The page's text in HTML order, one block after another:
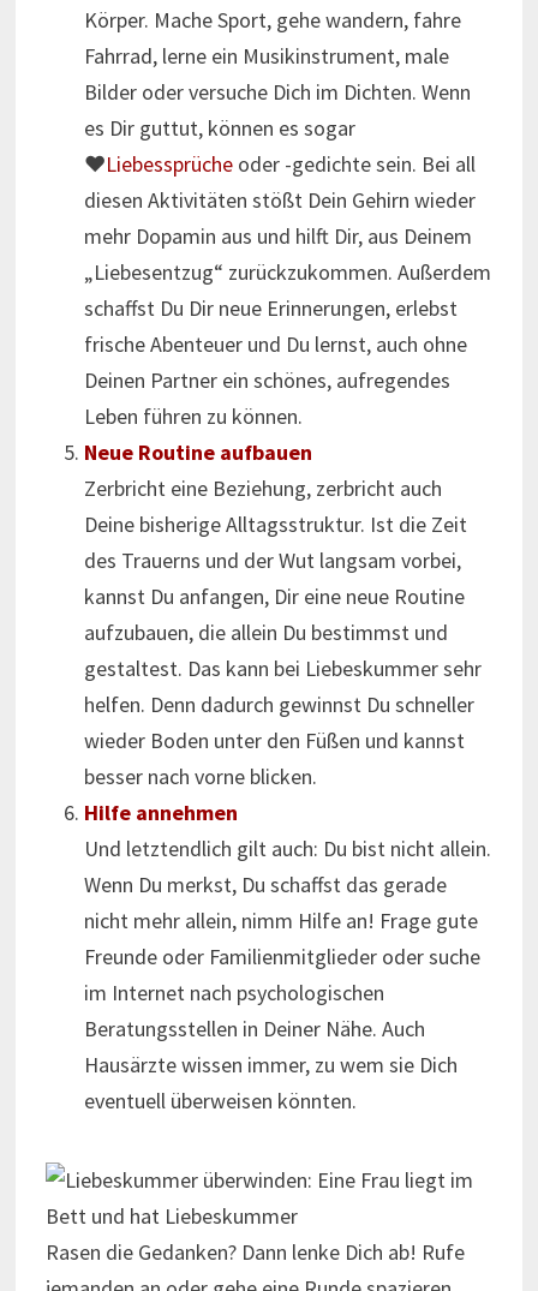
Körper. Mache Sport, gehe wandern, fahre
Fahrrad, lerne ein Musikinstrument, male
Bilder oder versuche Dich im Dichten. Wenn
es Dir guttut, können es sogar
♥Liebessprücheoder -gedichte sein. Bei all
diesen Aktivitäten stößt Dein Gehirn wieder
mehr Dopamin aus und hilft Dir, aus Deinem
„Liebesentzug“ zurückzukommen. Außerdem
schaffst Du Dir neue Erinnerungen, erlebst
frische Abenteuer und Du lernst, auch ohne
Deinen Partner ein schönes, aufregendes
Leben führen zu können.
Neue Routine aufbauen
Zerbricht eine Beziehung, zerbricht auch
Deine bisherige Alltagsstruktur. Ist die Zeit
des Trauerns und der Wut langsam vorbei,
kannst Du anfangen, Dir eine neue Routine
aufzubauen, die allein Du bestimmst und
gestaltest. Das kann bei Liebeskummer sehr
helfen. Denn dadurch gewinnst Du schneller
wieder Boden unter den Füßen und kannst
besser nach vorne blicken.
Hilfe annehmen
Und letztendlich gilt auch: Du bist nicht allein.
Wenn Du merkst, Du schaffst das gerade
nicht mehr allein, nimm Hilfe an! Frage gute
Freunde oder Familienmitglieder oder suche
im Internet nach psychologischen
Beratungsstellen in Deiner Nähe. Auch
Hausärzte wissen immer, zu wem sie Dich
eventuell überweisen könnten.
Rasen die Gedanken? Dann lenke Dich ab! Rufe